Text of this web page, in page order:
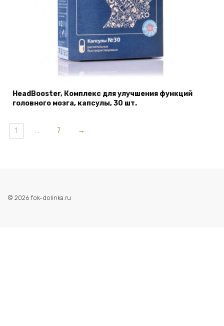
HeadBooster, Комплекс для улучшения функций
головного мозга, капсулы, 30 шт.
1 … 7 →
© 2026 fok-dolinka.ru